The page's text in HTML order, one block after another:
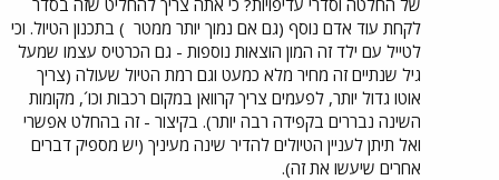
של החלטה וסדרי עדיפויות? כי אתה צריך להחליט שזה בסדר
לקחת עוד אדם נוסף (גם אם נמוך יותר ממטר ) בתכנון הטיול. וכי
לטייל עם ילד זה המון הוצאות נוספות - גם הכרטיס עצמו שמעל
גיל שנתיים זה מחיר מלא כמעט וגם רמת הטיול שעולה (צריך
אוטו גדול יותר, לפעמים צריך קרוואן במקום רכבות וכו´, מקומות
השינה נבררים בקפידה רבה יותר). בקיצור - זה בהחלט אפשרי
ואל תיתן לעניין הטיולים להדיר שינה מעיניך (יש מספיק דברים
אחרים שיעשו את זה).